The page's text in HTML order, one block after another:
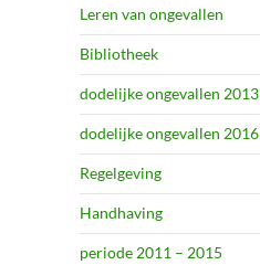
Leren van ongevallen
Bibliotheek
dodelijke ongevallen 2013
dodelijke ongevallen 2016
Regelgeving
Handhaving
periode 2011 – 2015